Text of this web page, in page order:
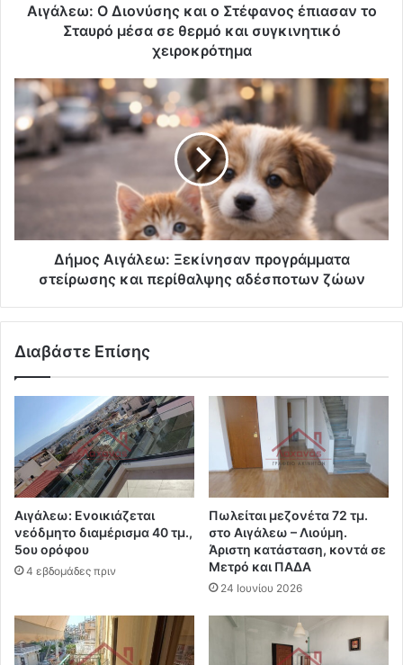
Αιγάλεω: Ο Διονύσης και ο Στέφανος έπιασαν το
Σταυρό μέσα σε θερμό και συγκινητικό
χειροκρότημα
Δήμος Αιγάλεω: Ξεκίνησαν προγράμματα
στείρωσης και περίθαλψης αδέσποτων ζώων
Διαβάστε Επίσης
Αιγάλεω: Ενοικιάζεται
νεόδμητο διαμέρισμα 40 τμ.,
5ου ορόφου
4 εβδομάδες πριν
Πωλείται μεζονέτα 72 τμ.
στο Αιγάλεω – Λιούμη.
Άριστη κατάσταση, κοντά σε
Μετρό και ΠΑΔΑ
24 Ιουνίου 2026